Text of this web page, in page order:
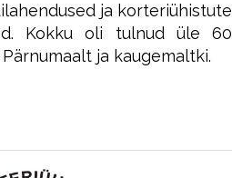
ja korteriühistute
Kokku oli tulnud üle 60
ja kaugemaltki.